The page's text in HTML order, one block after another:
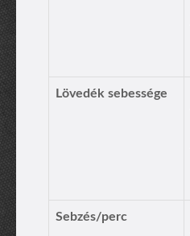
Lövedék sebessége
Sebzés/perc